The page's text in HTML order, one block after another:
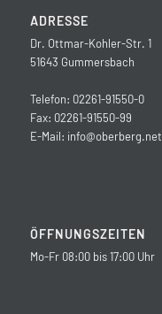
ADRESSE
Dr. Ottmar-Kohler-Str. 1
51643 Gummersbach
Telefon: 02261-91550-0
Fax: 02261-91550-99
E-Mail: info@oberberg.net
ÖFFNUNGSZEITEN
Mo-Fr 08:00 bis 17:00 Uhr